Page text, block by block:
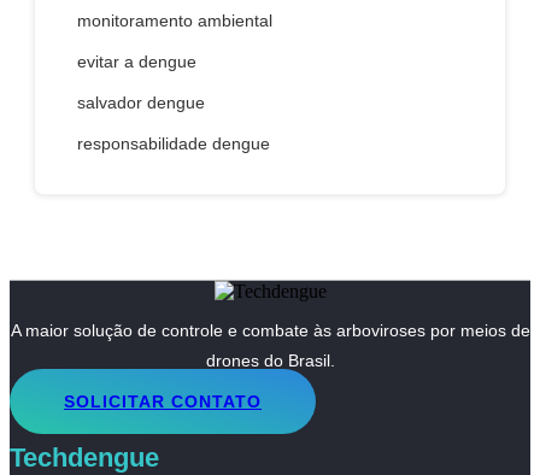
monitoramento ambiental
evitar a dengue
salvador dengue
responsabilidade dengue
A maior solução de controle e combate às arboviroses por meios de
drones do Brasil.
SOLICITAR CONTATO
Techdengue